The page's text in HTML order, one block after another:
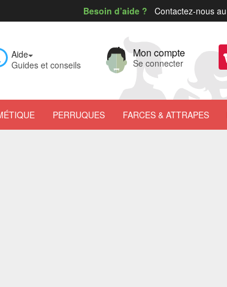
Besoin d’aide ? Contactez-nous au
Aide
Guides et conseils
Mon compte
Se connecter
PERRUQUES FARCES & ATTRAPES